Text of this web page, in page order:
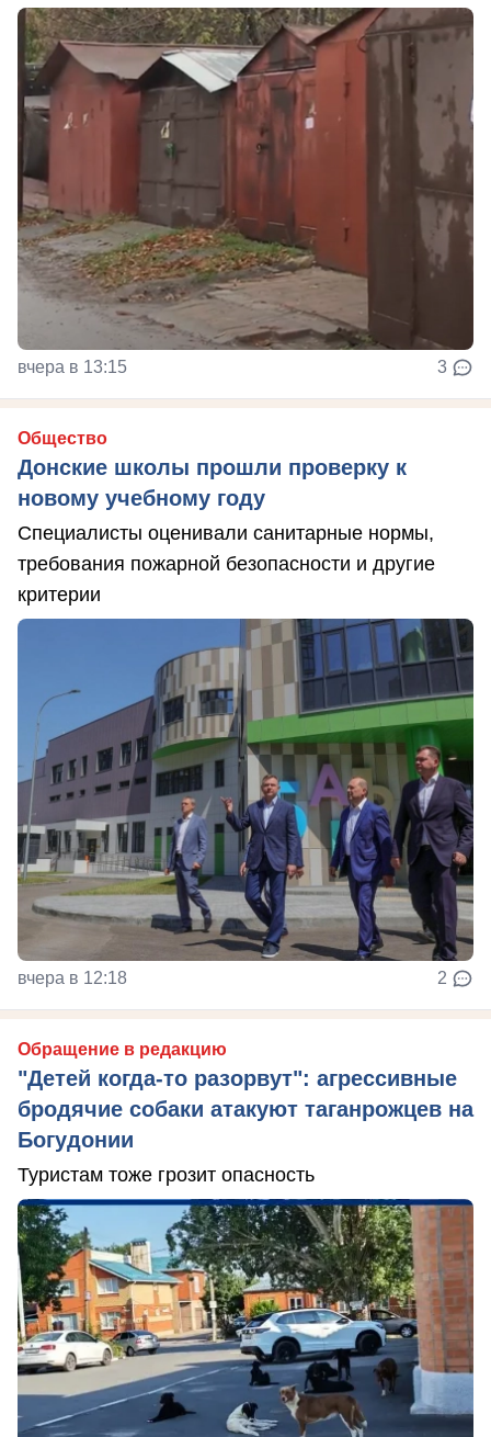
вчера в 13:15 3
Общество
Донские школы прошли проверку к
новому учебному году
Специалисты оценивали санитарные нормы,
требования пожарной безопасности и другие
критерии
вчера в 12:18 2
Обращение в редакцию
"Детей когда-то разорвут": агрессивные
бродячие собаки атакуют таганрожцев на
Богудонии
Туристам тоже грозит опасность